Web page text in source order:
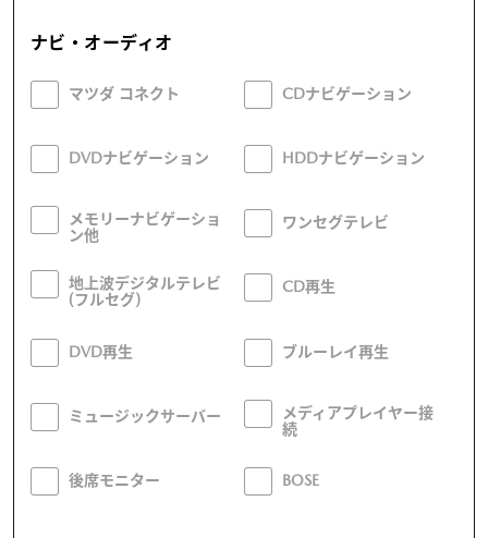
ナビ・オーディオ
マツダ コネクト CDナビゲーション
DVDナビゲーション HDDナビゲーション
メモリーナビゲーショ
ン他
ワンセグテレビ
地上波デジタルテレビ
(フルセグ)
CD再生
DVD再生 ブルーレイ再生
ミュージックサーバー
メディアプレイヤー接
続
後席モニター BOSE